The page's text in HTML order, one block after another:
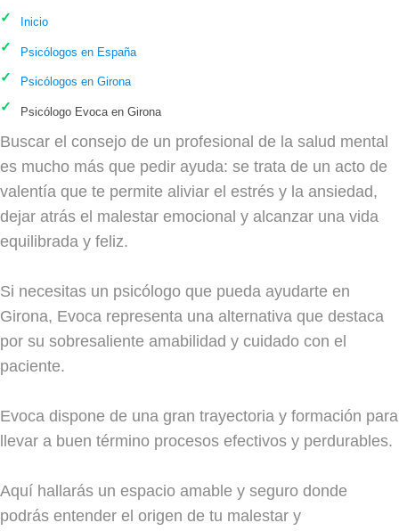
Inicio
Psicólogos en España
Psicólogos en Girona
Psicólogo Evoca en Girona
Buscar el consejo de un profesional de la salud mental
es mucho más que pedir ayuda: se trata de un acto de
valentía que te permite aliviar el estrés y la ansiedad,
dejar atrás el malestar emocional y alcanzar una vida
equilibrada y feliz.
Si necesitas un psicólogo que pueda ayudarte en
Girona, Evoca representa una alternativa que destaca
por su sobresaliente amabilidad y cuidado con el
paciente.
Evoca dispone de una gran trayectoria y formación para
llevar a buen término procesos efectivos y perdurables.
Aquí hallarás un espacio amable y seguro donde
podrás entender el origen de tu malestar y